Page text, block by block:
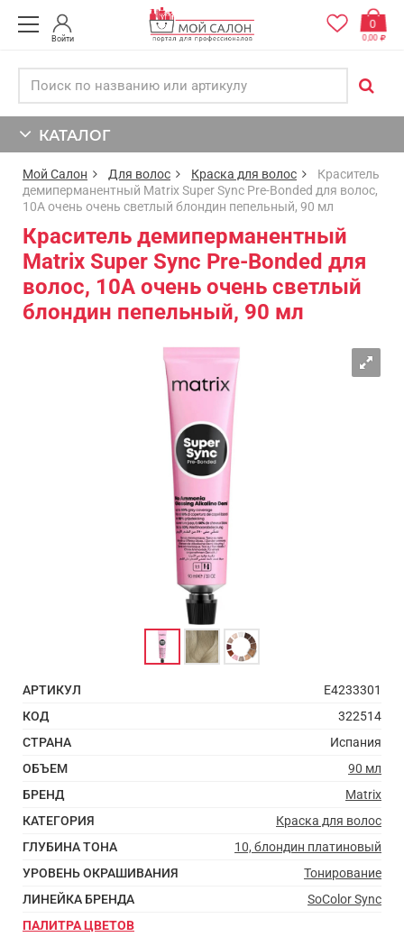
Войти
0
0,00
КАТАЛОГ
Мой Салон Для волос Краска для волос
Краситель
демиперманентный Matrix Super Sync Pre-Bonded для волос,
10A очень очень светлый блондин пепельный, 90 мл
Краситель демиперманентный
Matrix Super Sync Pre-Bonded для
волос, 10A очень очень светлый
блондин пепельный, 90 мл
АРТИКУЛ
E4233301
КОД
322514
СТРАНА
Испания
ОБЪЕМ
90 мл
БРЕНД
Matrix
КАТЕГОРИЯ
Краска для волос
ГЛУБИНА ТОНА
10, блондин платиновый
УРОВЕНЬ ОКРАШИВАНИЯ
Тонирование
ЛИНЕЙКА БРЕНДА
SoColor Sync
ПАЛИТРА ЦВЕТОВ